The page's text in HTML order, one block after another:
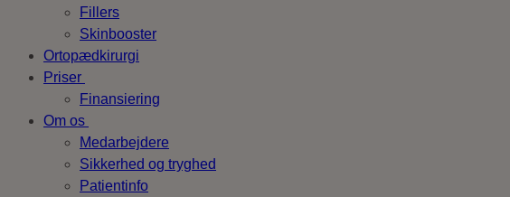
Fillers
Skinbooster
Ortopædkirurgi
Priser
Finansiering
Om os
Medarbejdere
Sikkerhed og tryghed
Patientinfo